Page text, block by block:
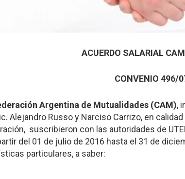
ACUERDO SALARIAL
CONVENIO 496/
Argentina de Mutualidades (CAM),
Alejandro Russo y Narciso Carrizo, en
suscribieron con las autoridades de
del 01 de julio de 2016 hasta el 31 de
particulares, a saber: